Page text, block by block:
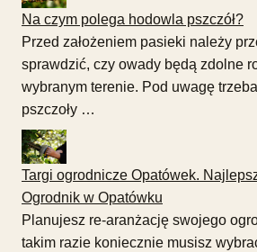
Na czym polega hodowla pszczół?
Przed założeniem pasieki należy
sprawdzić, czy owady będą zdolne
wybranym terenie. Pod uwagę
pszczoły …
Targi ogrodnicze Opatówek.
Ogrodnik w Opatówku
Planujesz re-aranżację swojego
takim razie koniecznie musisz